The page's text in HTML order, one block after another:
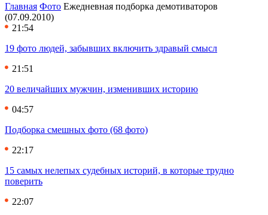
Главная Фото Ежедневная подборка демотиваторов
(07.09.2010)
21:54
19 фото людей, забывших включить здравый смысл
21:51
20 величайших мужчин, изменивших историю
04:57
Подборка смешных фото (68 фото)
22:17
15 самых нелепых судебных историй, в которые трудно
поверить
22:07